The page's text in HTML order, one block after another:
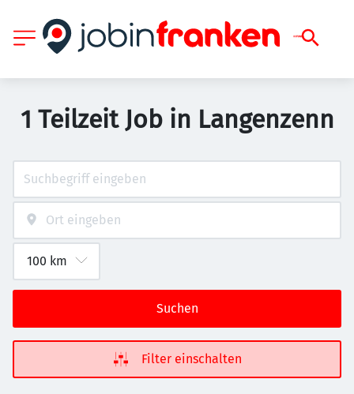
1 Teilzeit Job in Langenzenn
Suchen
Filter einschalten